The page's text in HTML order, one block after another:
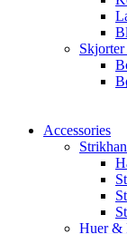
Accessories
Huer &